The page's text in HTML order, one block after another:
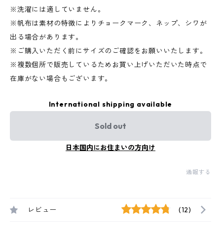
※洗濯には適していません。
※帆布は素材の特徴によりチョークマーク、ネップ、シワが
出る場合があります。
※ご購入いただく前にサイズのご確認をお願いいたします。
※複数個所で販売しているためお買い上げいただいた時点で
在庫がない場合もございます。
International shipping available
Sold out
日本国内にお住まいの方向け
通報する
レビュー (12)